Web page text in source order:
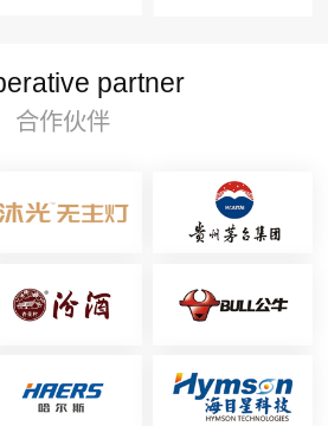
partner
合作伙伴